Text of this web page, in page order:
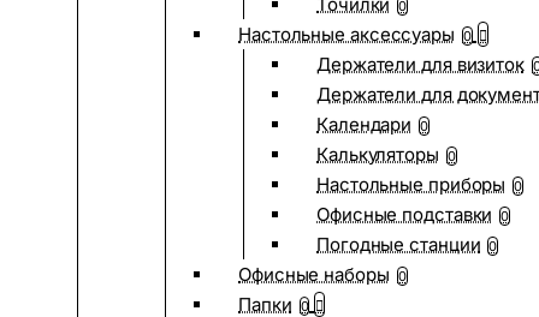
0
Настольные аксессуары 0
Держатели для визиток
Держатели для
Календари 0
Калькуляторы 0
Настольные приборы 0
Офисные подставки 0
Погодные станции 0
Офисные наборы 0
Папки 0